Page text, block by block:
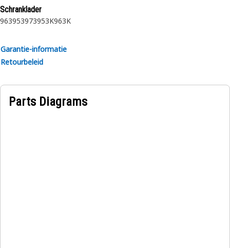
Schranklader
963953973953K963K
Garantie-informatie
Retourbeleid
Parts Diagrams